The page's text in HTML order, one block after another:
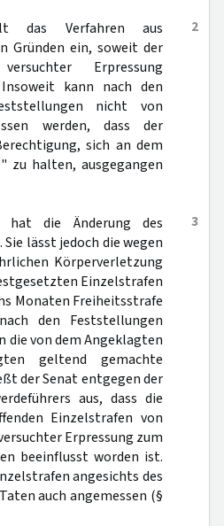
2
das Verfahren aus
Gründen ein, soweit der
Erpressung
kann nach den
nicht von
werden, dass der
sich an dem
zu halten, ausgegangen
3
hat die Änderung des
lässt jedoch die wegen
Körperverletzung
Einzelstrafen
Monaten Freiheitsstrafe
den Feststellungen
die von dem Angeklagten
geltend gemachte
der Senat entgegen der
aus, dass die
Einzelstrafen von
Erpressung zum
beeinflusst worden ist.
angesichts des
auch angemessen (§